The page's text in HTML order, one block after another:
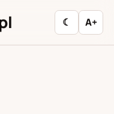
☾ A+